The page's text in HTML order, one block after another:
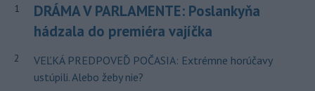
1
DRÁMA V PARLAMENTE: Poslankyňa
hádzala do premiéra vajíčka
2
VEĽKÁ PREDPOVEĎ POČASIA: Extrémne horúčavy
ustúpili. Alebo žeby nie?